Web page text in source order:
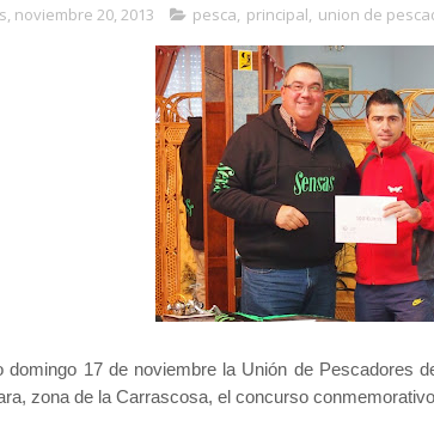
noviembre 20, 2013 pesca, principal, union de
domingo 17 de noviembre la Unión de Pescadores
zona de la Carrascosa, el concurso